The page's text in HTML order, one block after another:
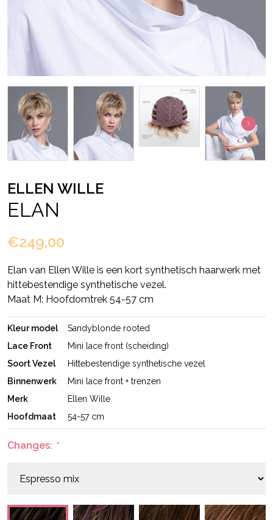
ELLEN WILLE
ELAN
€249,00
Elan van Ellen Wille is een kort synthetisch haarwerk met
hittebestendige synthetische vezel.
Maat M: Hoofdomtrek 54-57 cm
Kleur model
Sandyblonde rooted
Lace Front
Mini lace front (scheiding)
Soort Vezel
Hittebestendige synthetische vezel
Binnenwerk
Mini lace front + trenzen
Merk
Ellen Wille
Hoofdmaat
54-57 cm
Changes: *